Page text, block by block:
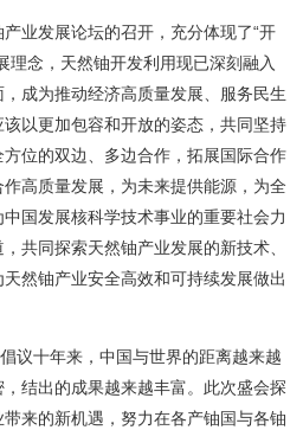
发展论坛的召开，充分体现了“开
理念，天然铀开发利用现已深刻融入
成为推动经济高质量发展、服务民生
以更加包容和开放的姿态，共同坚持
位的双边、多边合作，拓展国际合作
高质量发展，为未来提供能源，为全
国发展核科学技术事业的重要社会力
共同探索天然铀产业发展的新技术、
然铀产业安全高效和可持续发展做出
十年来，中国与世界的距离越来越
结出的成果越来越丰富。此次盛会探
来的新机遇，努力在各产铀国与各铀